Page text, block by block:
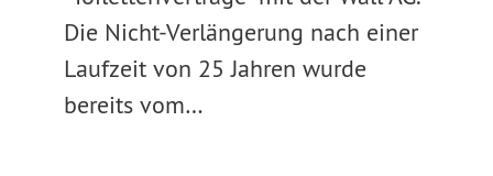
Die Nicht-Verlängerung nach einer
Laufzeit von 25 Jahren wurde
bereits vom…